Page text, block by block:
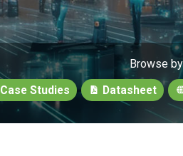
Browse
Case Studies Datasheet